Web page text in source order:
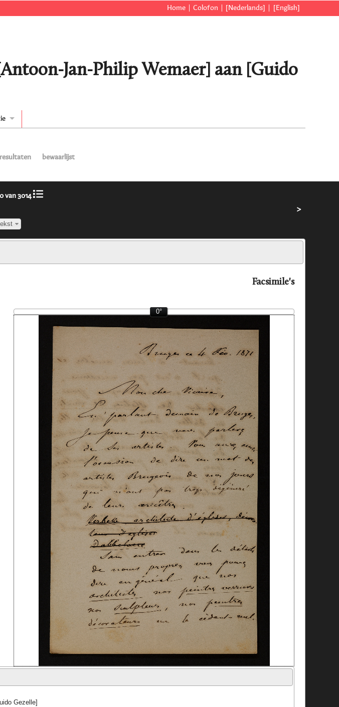
Home Colofon [Nederlands] [English]
Jan-Philip Wemaer] aan [Guido
bewaarlijst
van 3014
>
Facsimile's
0°
Gezelle]